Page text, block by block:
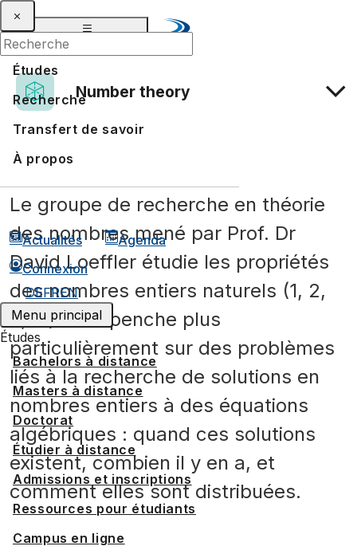
Études
Recherche
Transfert de savoir
À propos
Actualités
Agenda
Connexion
DEFREN
Menu principal
Études
Bachelors à distance
Masters à distance
Doctorat
Étudier à distance
Admissions et inscriptions
Ressources pour étudiants
Campus en ligne
Number theory
Le groupe de recherche en théorie
des nombres mené par Prof. Dr
David Loeffler étudie les propriétés
des nombres entiers naturels (1, 2,
3, …). Il se penche plus
particulièrement sur des problèmes
liés à la recherche de solutions en
nombres entiers à des équations
algébriques : quand ces solutions
existent, combien il y en a, et
comment elles sont distribuées.